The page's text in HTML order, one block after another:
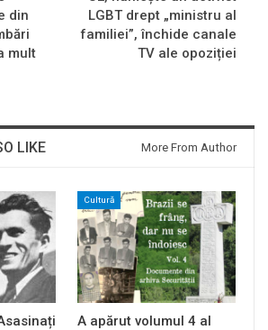
din
mult
LGBT drept „ministru al
familiei”, închide canale
TV ale opoziției
LIKE More From Author
Cultură
A apărut volumul 4 al